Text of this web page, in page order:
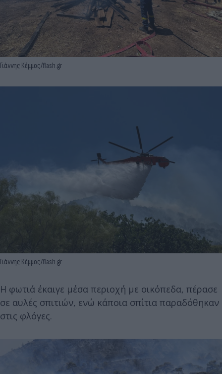
Γιάννης Κέμμος/flash.gr
Γιάννης Κέμμος/flash.gr
Η φωτιά έκαιγε μέσα περιοχή με οικόπεδα, πέρασε
σε αυλές σπιτιών, ενώ κάποια σπίτια παραδόθηκαν
στις φλόγες.